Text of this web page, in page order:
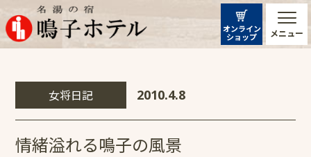
メニュー
オンライン
ショップ
女将日記 2010.4.8
情緒溢れる鳴子の風景